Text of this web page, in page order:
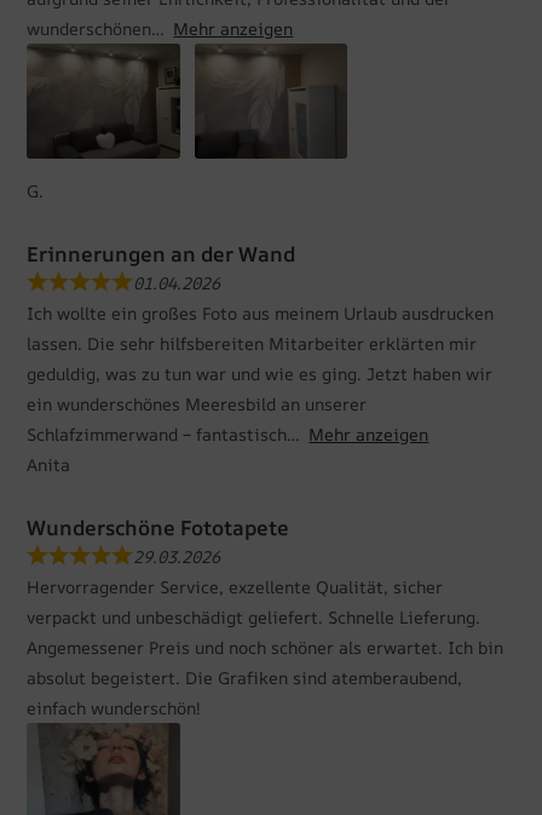
wunderschönen
Mehr anzeigen
G.
Erinnerungen an der Wand
01.04.2026
Ich wollte ein großes Foto aus meinem Urlaub ausdrucken
lassen. Die sehr hilfsbereiten Mitarbeiter erklärten mir
geduldig, was zu tun war und wie es ging. Jetzt haben wir
ein wunderschönes Meeresbild an unserer
Schlafzimmerwand – fantastisch
Mehr anzeigen
Anita
Wunderschöne Fototapete
29.03.2026
Hervorragender Service, exzellente Qualität, sicher
verpackt und unbeschädigt geliefert. Schnelle Lieferung.
Angemessener Preis und noch schöner als erwartet. Ich bin
absolut begeistert. Die Grafiken sind atemberaubend,
einfach wunderschön!